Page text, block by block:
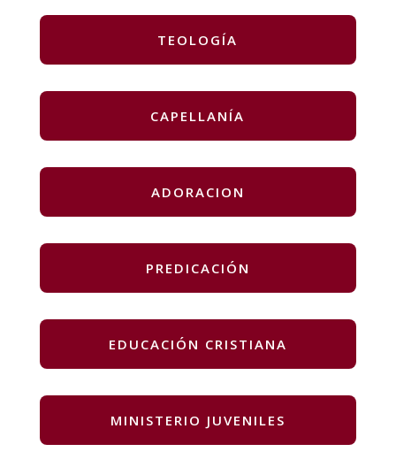
TEOLOGÍA
CAPELLANÍA
ADORACION
PREDICACIÓN
EDUCACIÓN CRISTIANA
MINISTERIO JUVENILES